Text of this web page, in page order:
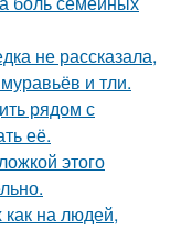
не рассказала,
и тли.
рядом с
её.
этого
на людей,